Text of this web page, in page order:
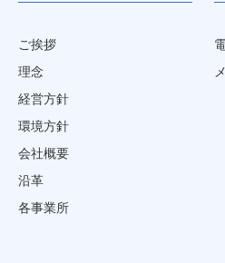
ご挨拶
理念
経営方針
環境方針
会社概要
沿革
各事業所